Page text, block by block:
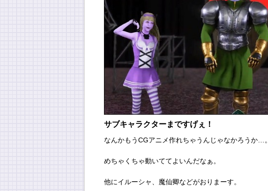
サブキャラクターまですげぇ！
なんかもうCGアニメ作れちゃうんじゃなかろうか…。
めちゃくちゃ動いててよいんだなぁ。
他にイルーシャ、魔仙卿などがおりまーす。